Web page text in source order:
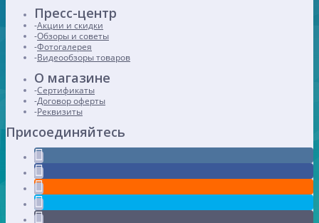
Пресс-центр
Акции и скидки
Обзоры и советы
Фотогалерея
Видеообзоры товаров
О магазине
Сертификаты
Договор оферты
Реквизиты
Присоединяйтесь